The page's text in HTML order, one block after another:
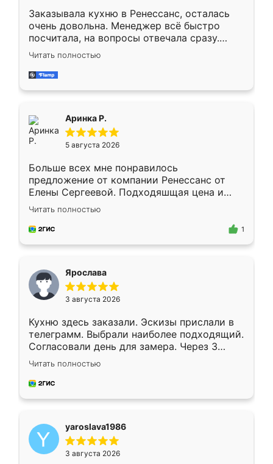
Заказывала кухню в Ренессанс, осталась
очень довольна. Менеджер всё быстро
посчитала, на вопросы отвечала сразу.
Замерщик приехал в субботу, подошёл к
делу со всей ответственностью. Собрали
за день, ребята работали аккуратно, даже
Читать полностью
Аринка Р.
5 августа 2026
Больше всех мне понравилось
предложение от компании Ренессанс от
Елены Сергеевой. Подходяшщая цена и
короткие сроки изготовления. Приехавший
для замера сотрудник Владислав
предложил по моему эскизу самый
Читать полностью
1
Ярослава
3 августа 2026
Кухню здесь заказали. Эскизы прислали в
телеграмм. Выбрали наиболее подходящий.
Согласовали день для замера. Через 3
недели кухня была уже готова. Остались
довольны работой. Спасибо Ренессанс
мебель за качественную работу!
Читать полностью
yaroslava1986
3 августа 2026